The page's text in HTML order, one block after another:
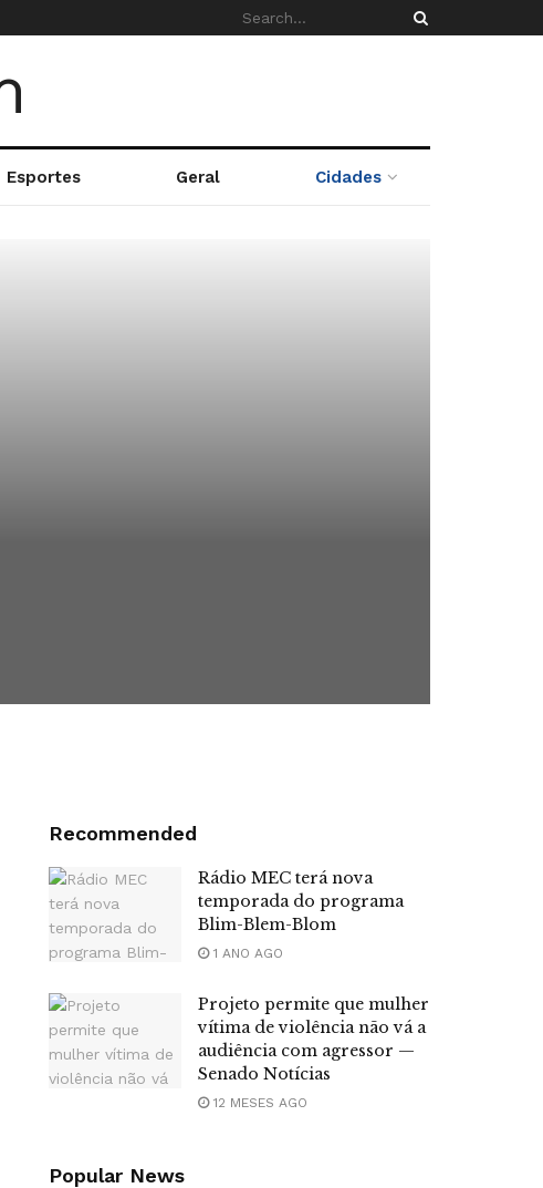
Esportes Geral Cidades
Recommended
Rádio MEC terá nova
temporada do programa
Blim-Blem-Blom
1 ANO AGO
Projeto permite que mulher
vítima de violência não vá a
audiência com agressor —
Senado Notícias
12 MESES AGO
Popular News